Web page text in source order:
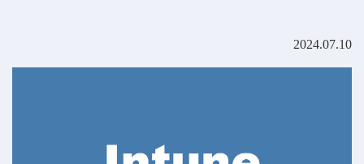
2024.07.10